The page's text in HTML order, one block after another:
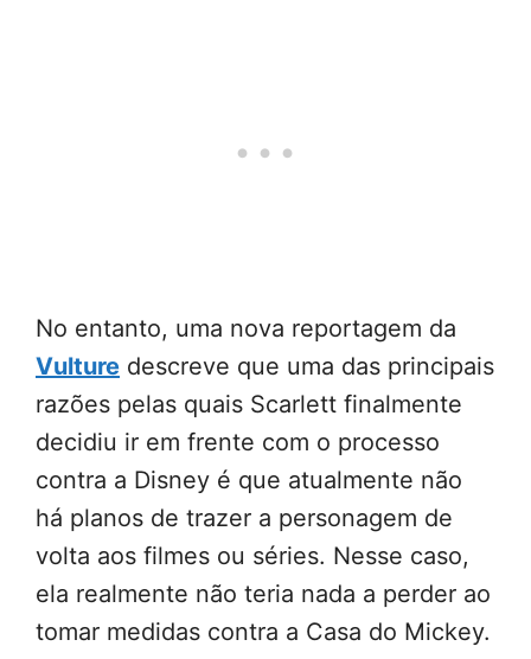
No entanto, uma nova reportagem da
Vulture descreve que uma das principais
razões pelas quais Scarlett finalmente
decidiu ir em frente com o processo
contra a Disney é que atualmente não
há planos de trazer a personagem de
volta aos filmes ou séries. Nesse caso,
ela realmente não teria nada a perder ao
tomar medidas contra a Casa do Mickey.